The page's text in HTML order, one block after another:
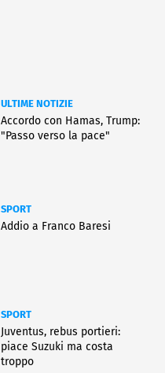
ULTIME NOTIZIE
Accordo con Hamas, Trump:
"Passo verso la pace"
SPORT
Addio a Franco Baresi
SPORT
Juventus, rebus portieri:
piace Suzuki ma costa
troppo